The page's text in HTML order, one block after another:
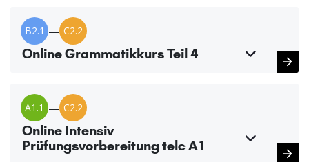
B2.1 — C2.2
Online Grammatikkurs Teil 4
A1.1 — C2.2
Online Intensiv
Prüfungsvorbereitung telc A1